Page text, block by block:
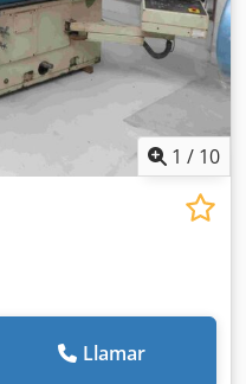
1 / 10
Llamar